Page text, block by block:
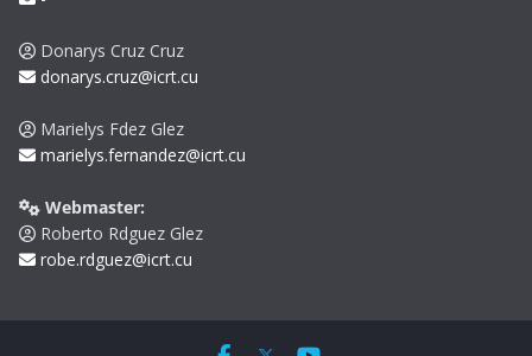
Donarys Cruz Cruz
donarys.cruz@icrt.cu
Marielys Fdez Glez
marielys.fernandez@icrt.cu
Webmaster:
Roberto Rdguez Glez
robe.rdguez@icrt.cu